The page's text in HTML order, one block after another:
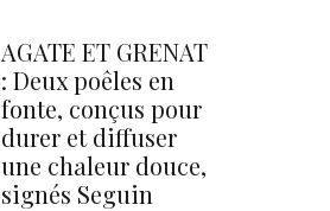
AGATE ET GRENAT
: Deux poêles en
fonte, conçus pour
durer et diffuser
une chaleur douce,
signés Seguin